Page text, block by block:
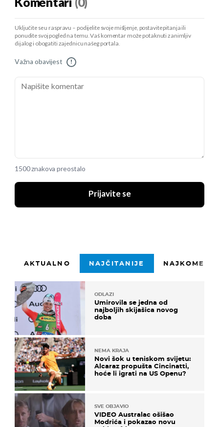
Komentari (0)
Uključite se u raspravu – podijelite svoje mišljenje, postavite pitanja ili
ponudite svoj pogled na temu. Vaš komentar može potaknuti zanimljiv
dijalog i obogatiti zajednicu našeg portala.
Važna obavijest !
1500 znakova preostalo
Prijavite se
AKTUALNO NAJČITANIJE
ODLAZI
Umirovila se jedna od
najboljih skijašica novog
doba
NEMA KRAJA
Novi šok u teniskom svijetu:
Alcaraz propušta Cincinatti,
hoće li igrati na US Openu?
SVE OBJAVIO
VIDEO Australac ošišao
Modrića i pokazao novu